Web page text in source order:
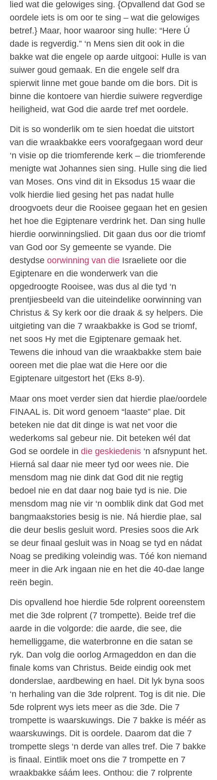
lied wat die gelowiges sing. {Opvallend dat God se
oordele iets is om oor te sing – wat die gelowiges
betref.} Maar, hoor waaroor sing hulle: “Here Ú
dade is regverdig.” ‘n Mens sien dit ook in die
bakke wat die engele op aarde uitgooi: Hulle is van
suiwer goud gemaak. En die engele self dra
spierwit linne met goue bande om die bors. Dit is
binne die kontoere van hierdie suiwere regverdige
heiligheid, wat God die aarde tref met oordele.
Dit is so wonderlik om te sien hoedat die uitstort
van die wraakbakke eers voorafgegaan word deur
‘n visie op die triomferende kerk – die triomferende
menigte wat Johannes sien sing. Hulle sing die lied
van Moses. Ons vind dit in Eksodus 15 waar die
volk hierdie lied gesing het pas nadat hulle
droogvoets deur die Rooisee gegaan het en gesien
het hoe die Egiptenare verdrink het. Dan sing hulle
hierdie oorwinningslied. Dit gaan dus oor die triomf
van God oor Sy gemeente se vyande. Die
destydse oorwinning van die Israeliete oor die
Egiptenare en die wonderwerk van die
opgedroogte Rooisee, was dus al die tyd ‘n
prentjiesbeeld van die uiteindelike oorwinning van
Christus & Sy kerk oor die draak & sy helpers. Die
uitgieting van die 7 wraakbakke is God se triomf,
net soos Hy met die Egiptenare gemaak het.
Tewens die inhoud van die wraakbakke stem baie
ooreen met die plae wat die Here oor die
Egiptenare uitgestort het (Eks 8-9).
Maar ons moet verder sien dat hierdie plae/oordele
FINAAL is. Dit word genoem “laaste” plae. Dit
beteken nie dat dit dinge is wat net voor die
wederkoms sal gebeur nie. Dit beteken wél dat
God se oordele in die geskiedenis ‘n afsnypunt het.
Hierná sal daar nie meer tyd oor wees nie. Die
mensdom mag nie dink dat God dit nie regtig
bedoel nie en dat daar nog baie tyd is nie. Die
mensdom mag nie vir ‘n oomblik dink dat God met
bangmaakstories besig is nie. Ná hierdie plae, sal
die deur beslis gesluit word. Presies soos die Ark
se deur finaal gesluit was in Noag se tyd en nádat
Noag se prediking voleindig was. Tóé kon niemand
meer in die Ark ingaan nie en het die 40-dae lange
reën begin.
Dis opvallend hoe hierdie 5de rolprent ooreenstem
met die 3de rolprent (7 trompette). Beide tref die
aarde in die volgorde: die aarde, die see, die
hemelliggame, die waterbronne en die satan se
ryk. Dan volg die oorlog Armageddon en dan die
finale koms van Christus. Beide eindig ook met
donderslae, aardbewing en hael. Dit lyk byna soos
‘n herhaling van die 3de rolprent. Tog is dit nie. Die
5de rolprent wys iets meer as die 3de. Die 7
trompette is waarskuwings. Die 7 bakke is méér as
waarskuwings. Dit is oordele. Daarom dat die 7
trompette slegs ‘n derde van alles tref. Die 7 bakke
is finaal. Eintlik moet ons die 7 trompette en 7
wraakbakke sáám lees. Onthou: die 7 rolprente